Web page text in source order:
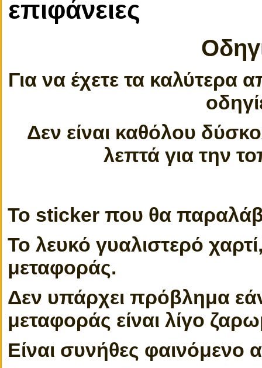
επιφάνειες
Για να έχετε τα καλύτερα
Δεν είναι καθόλου
λεπτά για την
Το sticker που θα
Το λευκό γυαλιστερό
μεταφοράς.
Δεν υπάρχει πρόβλημα
μεταφοράς είναι λίγο
Είναι συνήθες φαινόμενο